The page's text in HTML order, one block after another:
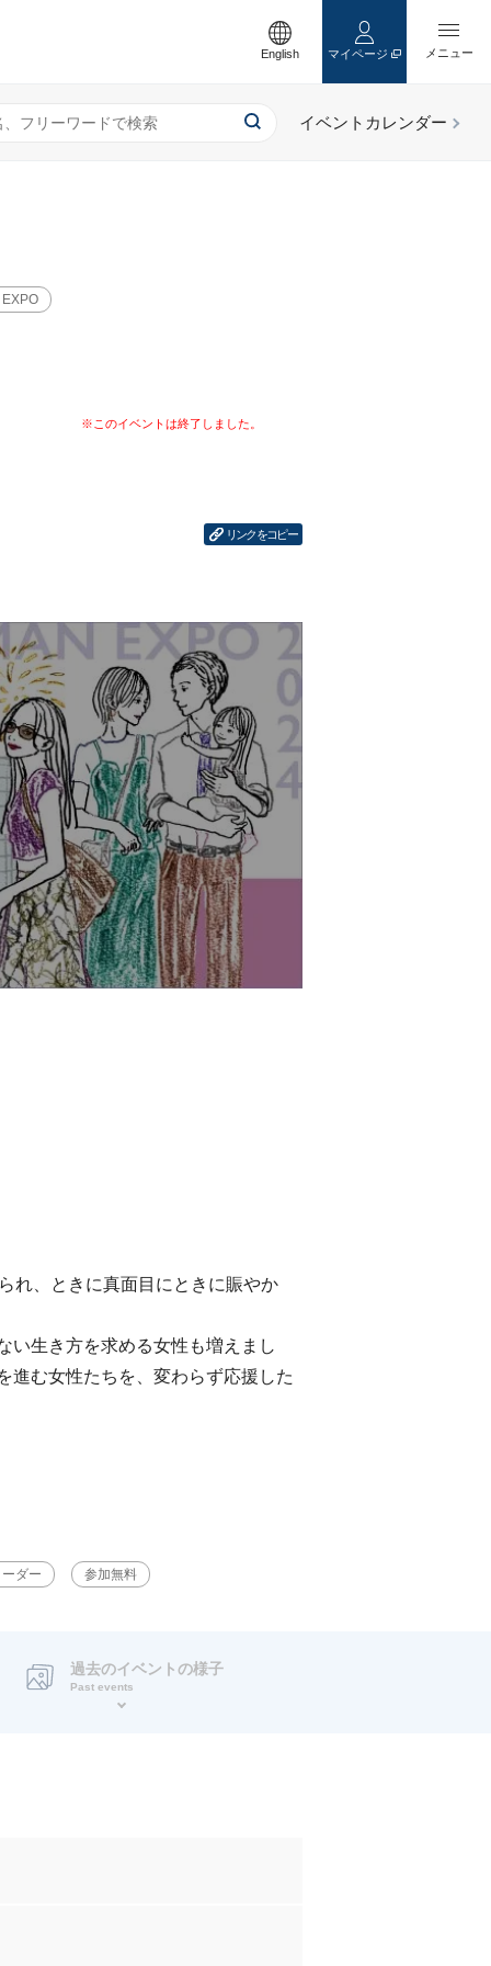
English マイページ
リンクをコピー
れ、ときに真面目にときに賑やか
い生き方を求める女性も増えまし
進む女性たちを、変わらず応援した
ダー 参加無料
過去のイベントの様子
Past events